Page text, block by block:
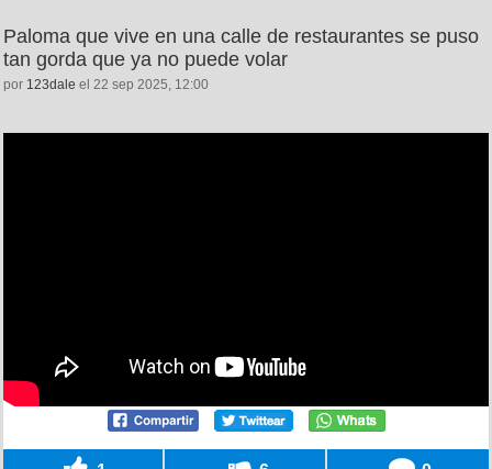
Paloma que vive en una calle de restaurantes se puso
tan gorda que ya no puede volar
por 123dale el 22 sep 2025, 12:00